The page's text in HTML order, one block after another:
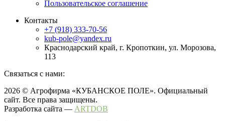
Пользовательское соглашение
Контакты
+7 (918) 333-70-56
kub-pole@yandex.ru
Краснодарский край, г. Кропоткин, ул. Морозова,
113
Связаться с нами:
2026 © Агрофирма «КУБАНСКОЕ ПОЛЕ». Официальный
сайт. Все права защищены.
Разработка сайта — ARTDOB